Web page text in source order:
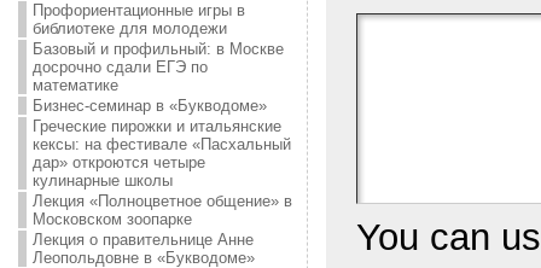
Профориентационные игры в
библиотеке для молодежи
Базовый и профильный: в Москве
досрочно сдали ЕГЭ по
математике
Бизнес-семинар в «Букводоме»
Греческие пирожки и итальянские
кексы: на фестивале «Пасхальный
дар» откроются четыре
кулинарные школы
Лекция «Полноцветное общение» в
Московском зоопарке
Лекция о правительнице Анне
Леопольдовне в «Букводоме»
You can